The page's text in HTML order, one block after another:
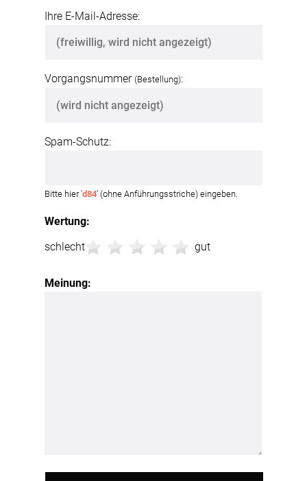
Wertung:
schlecht
gut
Meinung:
Ihre E-Mail-Adresse:
Vorgangsnummer (Bestellung):
Spam-Schutz:
Bitte hier 'd84' (ohne Anführungsstriche) eingeben.